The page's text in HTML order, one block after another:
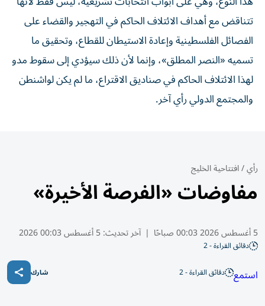
تتناقض مع أهداف الائتلاف الحاكم في التهجير والقضاء على
الفصائل الفلسطينية وإعادة الاستيطان للقطاع، وتحقيق ما
تسميه «النصر المطلق»، وإنما لأن ذلك سيؤدي إلى سقوط مدو
لهذا الائتلاف الحاكم في صناديق الاقتراع، ما لم يكن لواشنطن
والمجتمع الدولي رأي آخر.
رأي/افتتاحية الخليج
مفاوضات «الفرصة الأخيرة»
5 أغسطس 2026 00:03 صباحًا | آخر تحديث:5 أغسطس 00:03 2026
دقائق القراءة - 2
استمع دقائق القراءة - 2 شارك